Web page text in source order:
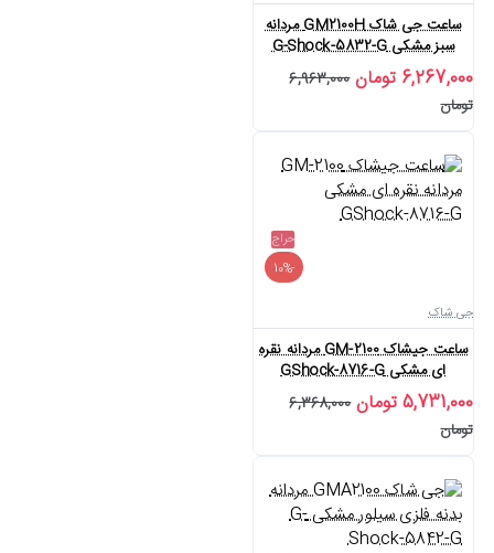
ساعت جی شاک GM2100H مردانه
سبز مشکی G-Shock-5832-G
6,267,000 تومان
6,963,000
تومان
حراج
-10%
جی شاک
ساعت جیشاک GM-2100 مردانه نقره
ای مشکی GShock-8716-G
5,731,000 تومان
6,368,000
تومان